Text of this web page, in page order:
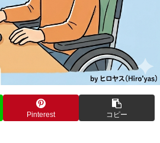
Pinterest コピー